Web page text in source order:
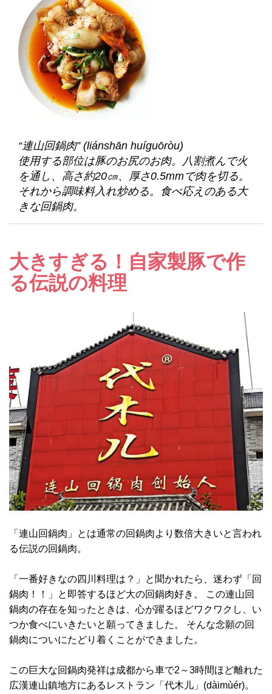
“連山回鍋肉” (liánshān huíguōròu)
使用する部位は豚のお尻のお肉。八割煮んで火
を通し、高さ約20㎝、厚さ0.5mmで肉を切る。
それから調味料入れ炒める。食べ応えのある大
きな回鍋肉。
大きすぎる！自家製豚で作
る伝説の料理
「連山回鍋肉」とは通常の回鍋肉より数倍大きいと言われ
る伝説の回鍋肉。
「一番好きなの四川料理は？」と聞かれたら、迷わず「回
鍋肉！！」と即答するほど大の回鍋肉好き。 この連山回
鍋肉の存在を知ったときは、心が躍るほどワクワクし、い
つか食べにいきたいと願ってきました。 そんな念願の回
鍋肉についにたどり着くことができました。
この巨大な回鍋肉発祥は成都から車で2～3時間ほど離れた
広漢連山鎮地方にあるレストラン「代木儿」(dàimùér)。